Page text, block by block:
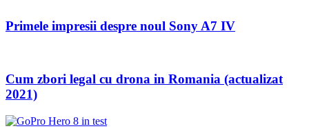
Primele impresii despre noul Sony A7 IV
Cum zbori legal cu drona in Romania (actualizat
2021)